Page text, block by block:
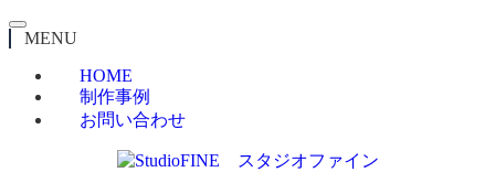
MENU
HOME
制作事例
お問い合わせ